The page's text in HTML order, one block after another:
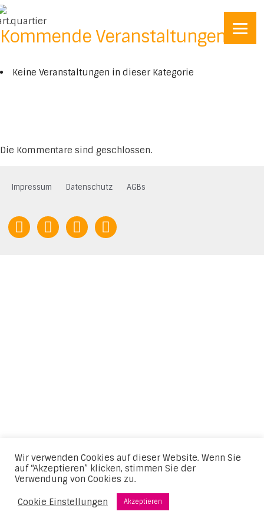
Kommende Veranstaltungen
Keine Veranstaltungen in dieser Kategorie
Die Kommentare sind geschlossen.
Impressum Datenschutz AGBs
Wir verwenden Cookies auf dieser Website. Wenn Sie
auf “Akzeptieren” klicken, stimmen Sie der
Verwendung von Cookies zu.
Cookie Einstellungen
Akzeptieren